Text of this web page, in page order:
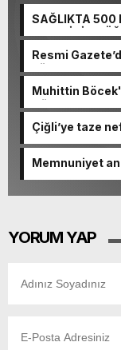
SAĞLIKTA 500
KAÇIŞ İÇİN
Resmi
görevden alındı!
Muhittin
Gözaltı Kararı!
Çiğli’ye taze
Memnuniyet
başkanlardan
YORUM YAP